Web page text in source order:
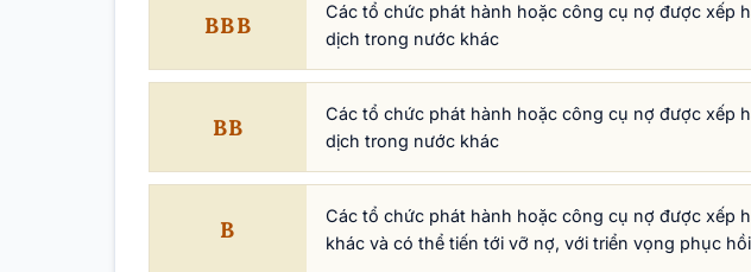
BBB
Các tổ chức phát hành hoặc công cụ nợ được xếp
dịch trong nước khác
BB
Các tổ chức phát hành hoặc công cụ nợ được xếp
dịch trong nước khác
B
Các tổ chức phát hành hoặc công cụ nợ được xếp
khác và có thể tiến tới vỡ nợ, với triển vọng phục